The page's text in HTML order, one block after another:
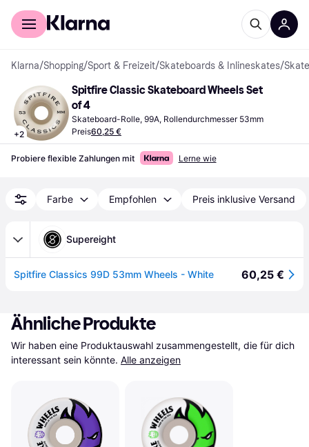
Für Shopper
Klarna/Shopping/Sport & Freizeit/Skateboards & Inlineskates/
+2
Spitfire Classic Skateboard Wheels Set
of 4
Skateboard-Rolle, 99A, Rollendurchmesser 53mm
Preis60,25 €
Probiere flexible Zahlungen mit Lerne wie
Farbe Empfohlen Preis inklusive Versand
Supereight
Spitfire Classics 99D 53mm Wheels - White 60,25 €
Ähnliche Produkte
Wir haben eine Produktauswahl zusammengestellt, die für dich
interessant sein könnte. Alle anzeigen